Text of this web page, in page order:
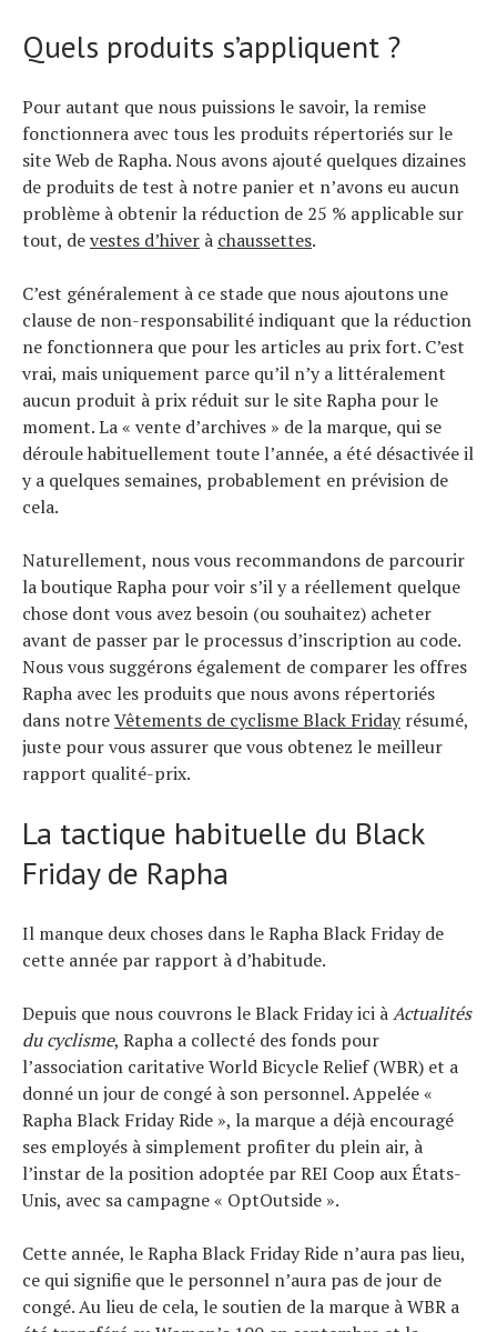
Quels produits s’appliquent ?
Pour autant que nous puissions le savoir, la remise
fonctionnera avec tous les produits répertoriés sur le
site Web de Rapha. Nous avons ajouté quelques dizaines
de produits de test à notre panier et n’avons eu aucun
problème à obtenir la réduction de 25 % applicable sur
tout, devestes d’hiver à chaussettes.
C’est généralement à ce stade que nous ajoutons une
clause de non-responsabilité indiquant que la réduction
ne fonctionnera que pour les articles au prix fort. C’est
vrai, mais uniquement parce qu’il n’y a littéralement
aucun produit à prix réduit sur le site Rapha pour le
moment. La « vente d’archives » de la marque, qui se
déroule habituellement toute l’année, a été désactivée il
y a quelques semaines, probablement en prévision de
cela.
Naturellement, nous vous recommandons de parcourir
la boutique Rapha pour voir s’il y a réellement quelque
chose dont vous avez besoin (ou souhaitez) acheter
avant de passer par le processus d’inscription au code.
Nous vous suggérons également de comparer les offres
Rapha avec les produits que nous avons répertoriés
dans notreVêtements de cyclisme Black Fridayrésumé,
juste pour vous assurer que vous obtenez le meilleur
rapport qualité-prix.
La tactique habituelle du Black
Friday de Rapha
Il manque deux choses dans le Rapha Black Friday de
cette année par rapport à d’habitude.
Depuis que nous couvrons le Black Friday ici àActualités
du cyclisme, Rapha a collecté des fonds pour
l’association caritative World Bicycle Relief (WBR) et a
donné un jour de congé à son personnel. Appelée «
Rapha Black Friday Ride », la marque a déjà encouragé
ses employés à simplement profiter du plein air, à
l’instar de la position adoptée par REI Coop aux États-
Unis, avec sa campagne « OptOutside ».
Cette année, le Rapha Black Friday Ride n’aura pas lieu,
ce qui signifie que le personnel n’aura pas de jour de
congé. Au lieu de cela, le soutien de la marque à WBR a